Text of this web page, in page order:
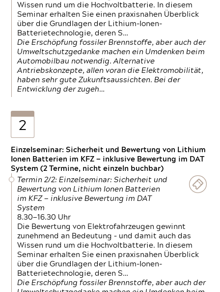
Wissen rund um die Hochvoltbatterie. In diesem
Seminar erhalten Sie einen praxisnahen Überblick
über die Grundlagen der Lithium-Ionen-
Batterietechnologie, deren S…
Die Erschöpfung fossiler Brennstoffe, aber auch der
Umweltschutzgedanke machen ein Umdenken beim
Automobilbau notwendig. Alternative
Antriebskonzepte, allen voran die Elektromobilität,
haben sehr gute Zukunftsaussichten. Bei der
Entwicklung der zugeh…
2
Einzelseminar: Sicherheit und Bewertung von Lithium
Ionen Batterien im KFZ — inklusive Bewertung im DAT
System (2 Termine, nicht einzeln buchbar)
Termin 2/2: Einzelseminar: Sicherheit und
Bewertung von Lithium Ionen Batterien
im KFZ — inklusive Bewertung im DAT
System
8.30—16.30 Uhr
Die Bewertung von Elektrofahrzeugen gewinnt
zunehmend an Bedeutung – und damit auch das
Wissen rund um die Hochvoltbatterie. In diesem
Seminar erhalten Sie einen praxisnahen Überblick
über die Grundlagen der Lithium-Ionen-
Batterietechnologie, deren S…
Die Erschöpfung fossiler Brennstoffe, aber auch der